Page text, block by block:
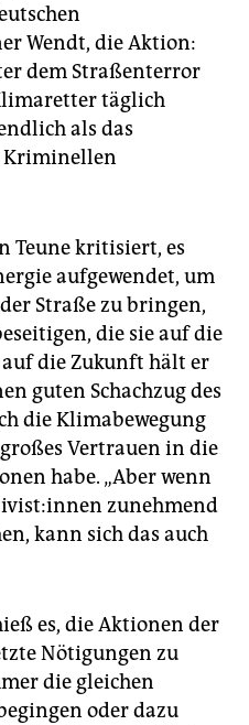
Wendt, die Aktion:
dem Straßenterror
täglich
als das
Kriminellen
Teune kritisiert, es
aufgewendet, um
Straße zu bringen,
die sie auf die
die Zukunft hält er
guten Schachzug des
die Klimabewegung
Vertrauen in die
habe. „Aber wenn
zunehmend
kann sich das auch
es, die Aktionen der
Nötigungen zu
die gleichen
oder dazu